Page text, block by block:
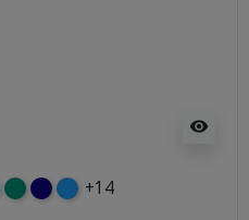
visibility
turkusowy
granatowy
niebieski
+14